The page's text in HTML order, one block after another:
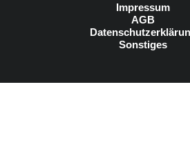
Impressum
AGB
Sonstiges